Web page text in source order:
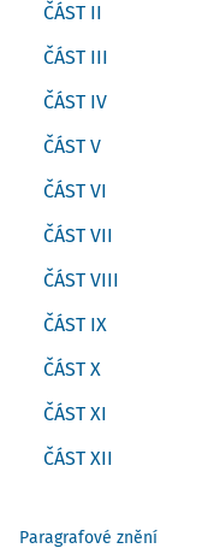
ČÁST II
ČÁST III
ČÁST IV
ČÁST V
ČÁST VI
ČÁST VII
ČÁST VIII
ČÁST IX
ČÁST X
ČÁST XI
ČÁST XII
Paragrafové znění